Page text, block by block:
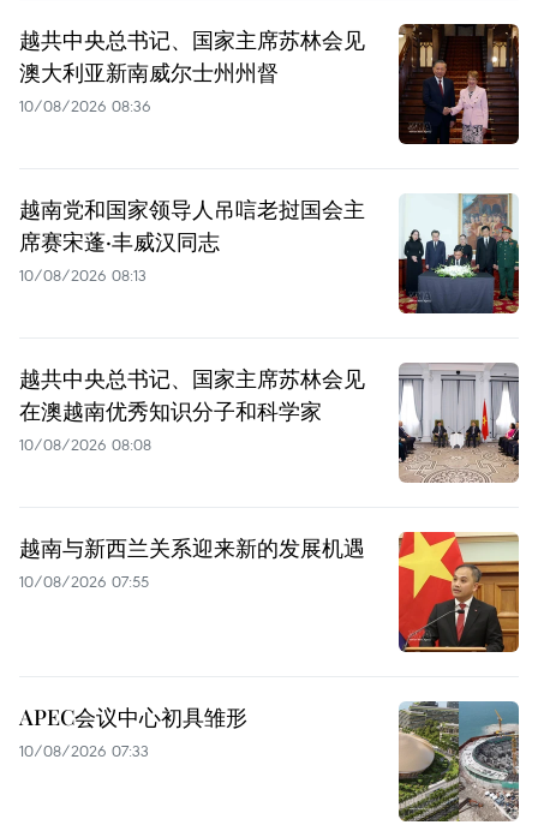
越共中央总书记、国家主席苏林会见
澳大利亚新南威尔士州州督
10/08/2026 08:36
越南党和国家领导人吊唁老挝国会主
席赛宋蓬·丰威汉同志
10/08/2026 08:13
越共中央总书记、国家主席苏林会见
在澳越南优秀知识分子和科学家
10/08/2026 08:08
越南与新西兰关系迎来新的发展机遇
10/08/2026 07:55
APEC会议中心初具雏形
10/08/2026 07:33